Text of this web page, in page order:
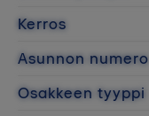
Kerros
Asunnon numero
Osakkeen tyyppi